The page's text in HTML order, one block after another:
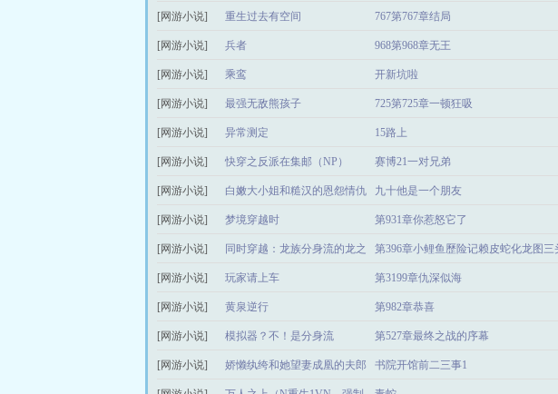
[网游小说] 重生过去有空间 767第767章结局
[网游小说] 兵者 968第968章无王
[网游小说] 乘鸾 开新坑啦
[网游小说] 最强无敌熊孩子 725第725章一顿狂吸
[网游小说] 异常测定 15路上
[网游小说] 快穿之反派在集邮（NP） 赛博21一对兄弟
[网游小说] 白嫩大小姐和糙汉的恩怨情仇 九十他是一个朋友
[网游小说] 梦境穿越时 第931章你惹怒它了
[网游小说] 同时穿越：龙族分身流的龙之
众
第396章小鲤鱼歷险记赖皮蛇化龙图
[网游小说] 玩家请上车 第3199章仇深似海
[网游小说] 黄泉逆行 第982章恭喜
[网游小说] 模拟器？不！是分身流 第527章最终之战的序幕
[网游小说] 娇懒纨绔和她望妻成凰的夫郎 书院开馆前二三事1